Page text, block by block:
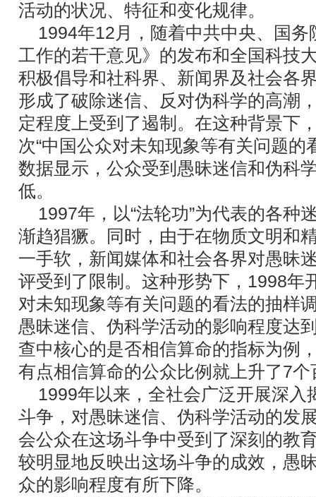
活动的状况、特征和变化规律。
1994年12月，随着中共中央、国务
工作的若干意见》的发布和全国科技
积极倡导和社科界、新闻界及社会各
形成了破除迷信、反对伪科学的高潮
定程度上受到了遏制。在这种背景下
次“中国公众对未知现象等有关问题的
数据显示，公众受到愚昧迷信和伪科
低。
1997年，以“法轮功”为代表的各种
渐趋猖獗。同时，由于在物质文明和
一手软，新闻媒体和社会各界对愚昧
评受到了限制。这种形势下，1998年
对未知现象等有关问题的看法的抽样
愚昧迷信、伪科学活动的影响程度达
查中核心的是否相信算命的指标为例
有点相信算命的公众比例就上升了7个
1999年以来，全社会广泛开展深入
斗争，对愚昧迷信、伪科学活动的发
会公众在这场斗争中受到了深刻的教
较明显地反映出这场斗争的成效，愚
众的影响程度有所下降。